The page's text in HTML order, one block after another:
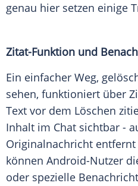
genau hier setzen einige
Zitat-Funktion und
Ein einfacher Weg,
sehen, funktioniert über
Text vor dem Löschen
Inhalt im Chat sichtbar -
Originalnachricht
können Android-Nutzer
oder spezielle